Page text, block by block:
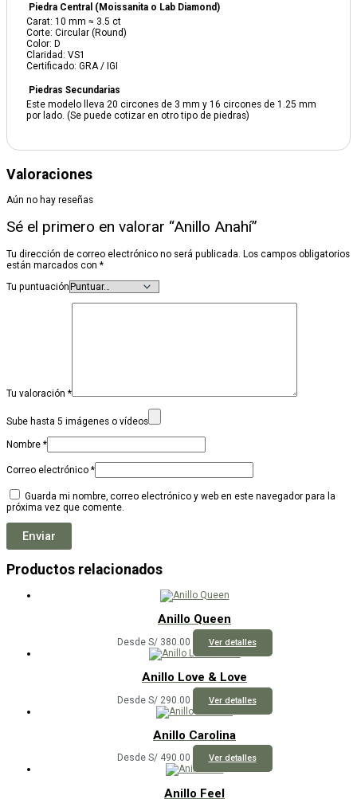
Piedra Central (Moissanita o Lab Diamond)
Carat: 10 mm ≈ 3.5 ct
Corte: Circular (Round)
Color: D
Claridad: VS1
Certificado: GRA / IGI
Piedras Secundarias
Este modelo lleva 20 circones de 3 mm y 16 circones de 1.25 mm
por lado. (Se puede cotizar en otro tipo de piedras)
Valoraciones
Aún no hay reseñas
Sé el primero en valorar “Anillo Anahí”
Tu dirección de correo electrónico no será publicada. Los campos obligatorios
están marcados con *
Tu puntuación
Tu valoración *
Sube hasta 5 imágenes o vídeos
Nombre *
Correo electrónico *
Guarda mi nombre, correo electrónico y web en este navegador para la
próxima vez que comente.
Productos relacionados
Anillo Queen
Desde S/380.00 Ver detalles
producto
página
Anillo Love & Love
Desde S/290.00 Ver detalles
producto
variantes.
Anillo Carolina
Desde S/490.00 Ver detalles
producto
Anillo Feel